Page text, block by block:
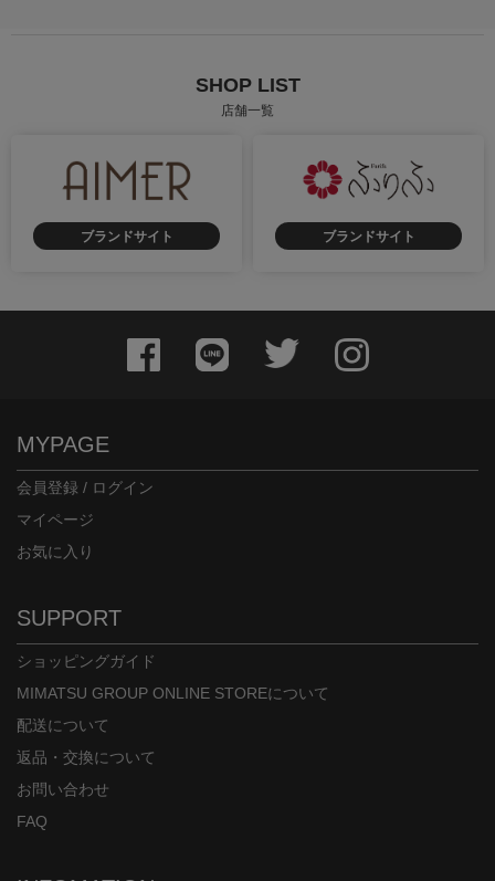
SHOP LIST
店舗一覧
ブランドサイト ブランドサイト
MYPAGE
会員登録 / ログイン
マイページ
お気に入り
SUPPORT
ショッピングガイド
MIMATSU GROUP ONLINE STOREについて
配送について
返品・交換について
お問い合わせ
FAQ